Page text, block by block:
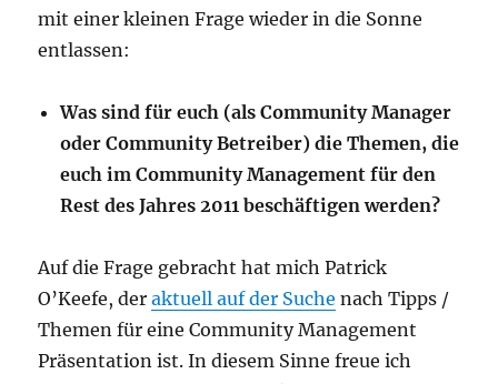
mit einer kleinen Frage wieder in die Sonne
entlassen:
Was sind für euch (als Community Manager
oder Community Betreiber) die Themen, die
euch im Community Management für den
Rest des Jahres 2011 beschäftigen werden?
Auf die Frage gebracht hat mich Patrick
O’Keefe, deraktuell auf der Suche nach Tipps /
Themen für eine Community Management
Präsentation ist. In diesem Sinne freue ich